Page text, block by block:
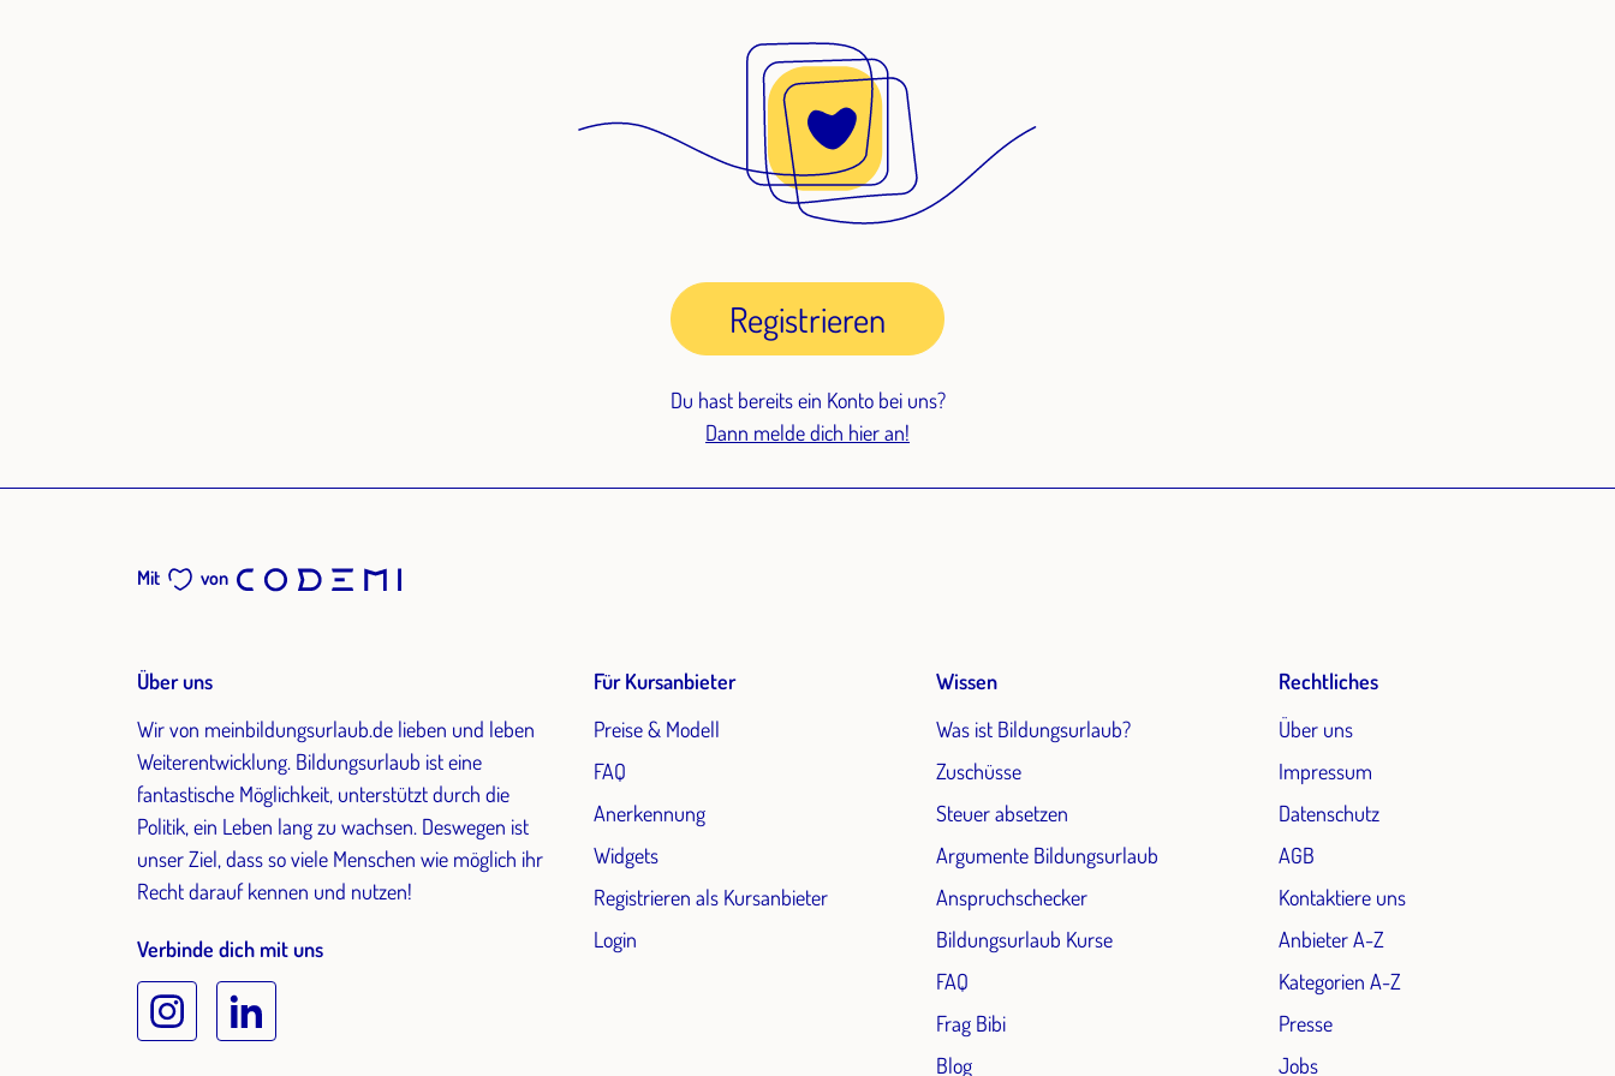
Registrieren
Du hast bereits ein Konto bei uns?
Dann melde dich hier an!
Mit von
Über uns
Wir von meinbildungsurlaub.de lieben und leben
Weiterentwicklung. Bildungsurlaub ist eine
fantastische Möglichkeit, unterstützt durch die
Politik, ein Leben lang zu wachsen. Deswegen ist
unser Ziel, dass so viele Menschen wie möglich ihr
Recht darauf kennen und nutzen!
Verbinde dich mit uns
Für Kursanbieter
Preise & Modell
FAQ
Anerkennung
Widgets
Registrieren als Kursanbieter
Login
Wissen
Was ist Bildungsurlaub?
Zuschüsse
Steuer absetzen
Argumente Bildungsurlaub
Anspruchschecker
Bildungsurlaub Kurse
FAQ
Frag Bibi
Blog
Rechtliches
Über uns
Impressum
Datenschutz
AGB
Kontaktiere uns
Anbieter A-Z
Kategorien A-Z
Presse
Jobs